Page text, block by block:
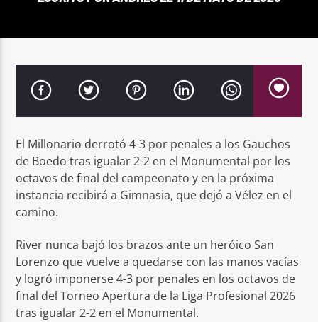
PlayFM 95.9
El Millonario derrotó 4-3 por penales a los Gauchos
de Boedo tras igualar 2-2 en el Monumental por los
octavos de final del campeonato y en la próxima
instancia recibirá a Gimnasia, que dejó a Vélez en el
camino.
River nunca bajó los brazos ante un heróico San
Lorenzo que vuelve a quedarse con las manos vacías
y logró imponerse 4-3 por penales en los octavos de
final del Torneo Apertura de la Liga Profesional 2026
tras igualar 2-2 en el Monumental.